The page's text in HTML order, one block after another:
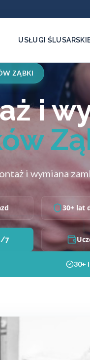
USŁUGI
ZĄBKI
i
i wymiana
30+ lat
7
30+